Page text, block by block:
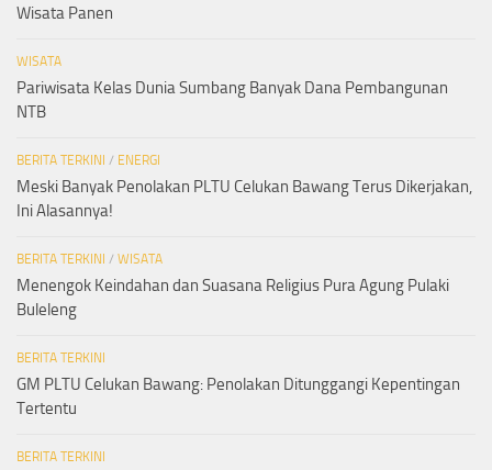
Wisata Panen
WISATA
Pariwisata Kelas Dunia Sumbang Banyak Dana Pembangunan
NTB
BERITA TERKINI / ENERGI
Meski Banyak Penolakan PLTU Celukan Bawang Terus Dikerjakan,
Ini Alasannya!
BERITA TERKINI / WISATA
Menengok Keindahan dan Suasana Religius Pura Agung Pulaki
Buleleng
BERITA TERKINI
GM PLTU Celukan Bawang: Penolakan Ditunggangi Kepentingan
Tertentu
BERITA TERKINI